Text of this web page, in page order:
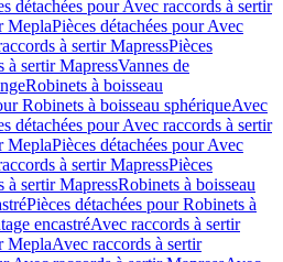
détachées pour Avec raccords à sertir
MeplaPièces détachées pour Avec
à sertir MapressPièces
à sertir MapressVannes de
Robinets à boisseau
Robinets à boisseau sphériqueAvec
détachées pour Avec raccords à sertir
MeplaPièces détachées pour Avec
à sertir MapressPièces
à sertir MapressRobinets à boisseau
Pièces détachées pour Robinets à
encastréAvec raccords à sertir
MeplaAvec raccords à sertir